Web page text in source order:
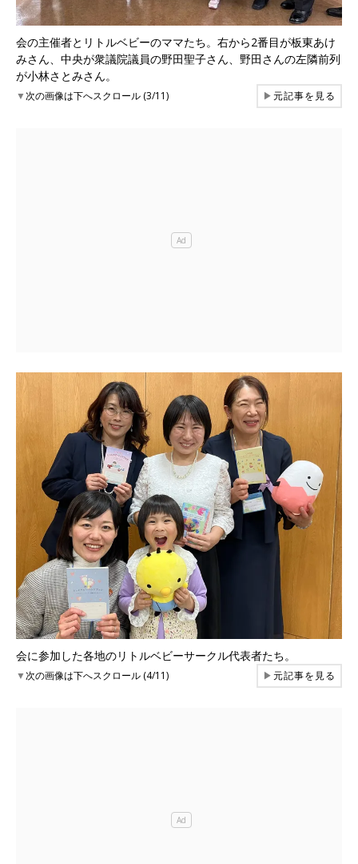
会の主催者とリトルベビーのママたち。右から2番目が板東あけ
みさん、中央が衆議院議員の野田聖子さん、野田さんの左隣前列
が小林さとみさん。
▼次の画像は下へスクロール (3/11) ▶元記事を見る
会に参加した各地のリトルベビーサークル代表者たち。
▼次の画像は下へスクロール (4/11) ▶元記事を見る